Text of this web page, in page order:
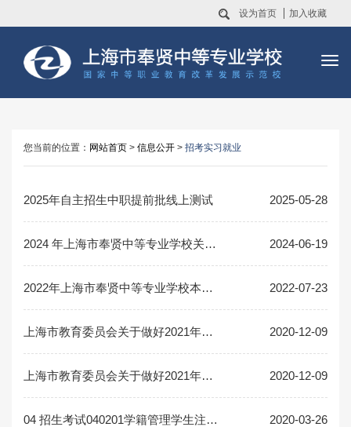
设为首页 加入收藏
您当前的位置： 网站首页 > 信息公开 > 招考实习就业
2025年自主招生中职提前批线上测试 2025-05-28
2024 年上海市奉贤中等专业学校关于自主招收外省市初中毕业生方案 2024-06-19
2022年上海市奉贤中等专业学校本市中职校提前招生面试合格名单 2022-07-23
上海市教育委员会关于做好2021年上海市中等学校高中阶段招生报名工作的通知（沪教... 2020-12-09
上海市教育委员会关于做好2021年全日制普通中等职业学校自主招收本市初中应届毕业... 2020-12-09
04 招生考试040201学籍管理学生注销学籍备案表 2020-03-26